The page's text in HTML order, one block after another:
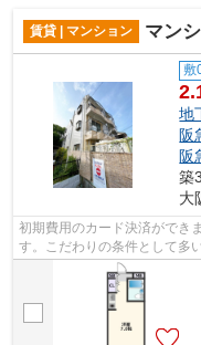
賃貸 | マンション マン
敷
地
阪
阪
築
大
初期費用のカード決済ができ
す。こだわりの条件として多
りとした、軽量気泡コンクリ